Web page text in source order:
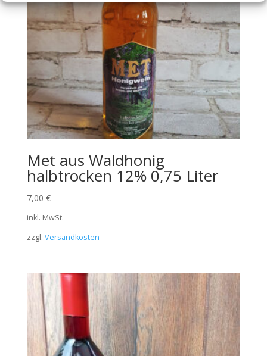
Met aus Waldhonig
halbtrocken 12% 0,75 Liter
7,00 €
inkl. MwSt.
zzgl. Versandkosten